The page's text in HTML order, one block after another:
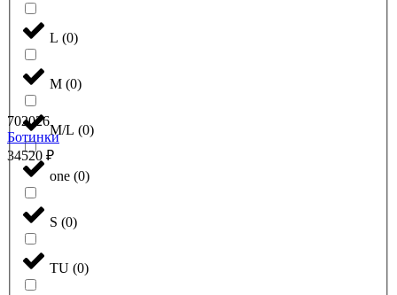
L (0)
M (0)
M/L (0)
one (0)
S (0)
TU (0)
702026
Ботинки
34520 ₽